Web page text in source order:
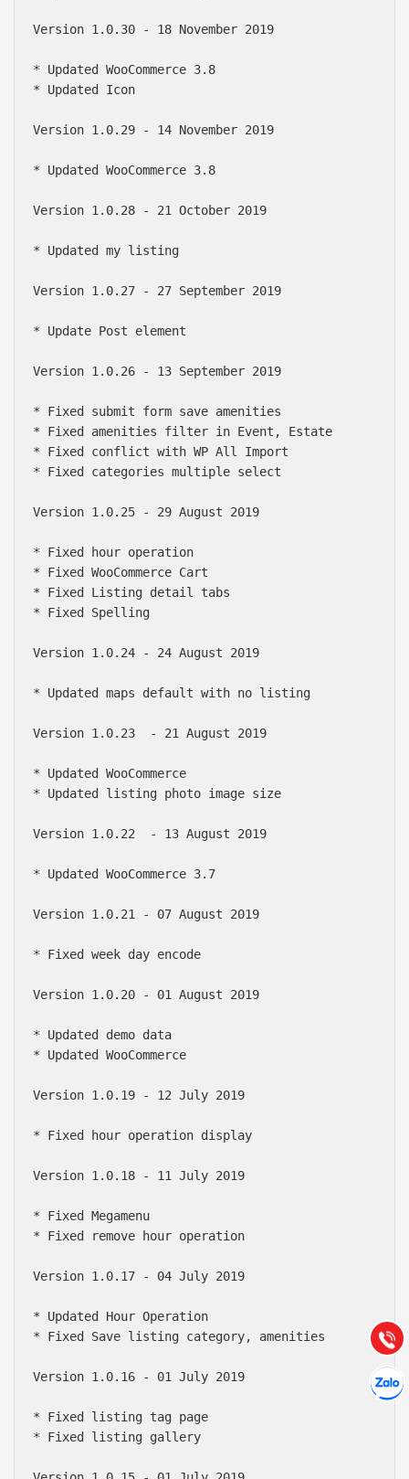
Version 1.0.30 - 18 November 2019
* Updated WooCommerce 3.8
* Updated Icon
Version 1.0.29 - 14 November 2019
* Updated WooCommerce 3.8
Version 1.0.28 - 21 October 2019
* Updated my listing
Version 1.0.27 - 27 September 2019
* Update Post element
Version 1.0.26 - 13 September 2019
* Fixed submit form save amenities
* Fixed amenities filter in Event, Estate
* Fixed conflict with WP All Import
* Fixed categories multiple select
Version 1.0.25 - 29 August 2019
* Fixed hour operation
* Fixed WooCommerce Cart
* Fixed Listing detail tabs
* Fixed Spelling
Version 1.0.24 - 24 August 2019
* Updated maps default with no listing
Version 1.0.23  - 21 August 2019
* Updated WooCommerce
* Updated listing photo image size
Version 1.0.22  - 13 August 2019
* Updated WooCommerce 3.7
Version 1.0.21 - 07 August 2019
* Fixed week day encode
Version 1.0.20 - 01 August 2019
* Updated demo data
* Updated WooCommerce
Version 1.0.19 - 12 July 2019
* Fixed hour operation display
Version 1.0.18 - 11 July 2019
* Fixed Megamenu
* Fixed remove hour operation
Version 1.0.17 - 04 July 2019
* Updated Hour Operation
* Fixed Save listing category, amenities
Version 1.0.16 - 01 July 2019
* Fixed listing tag page
* Fixed listing gallery
Gọi
(028) 22.166.144
Chát
Tư vấn